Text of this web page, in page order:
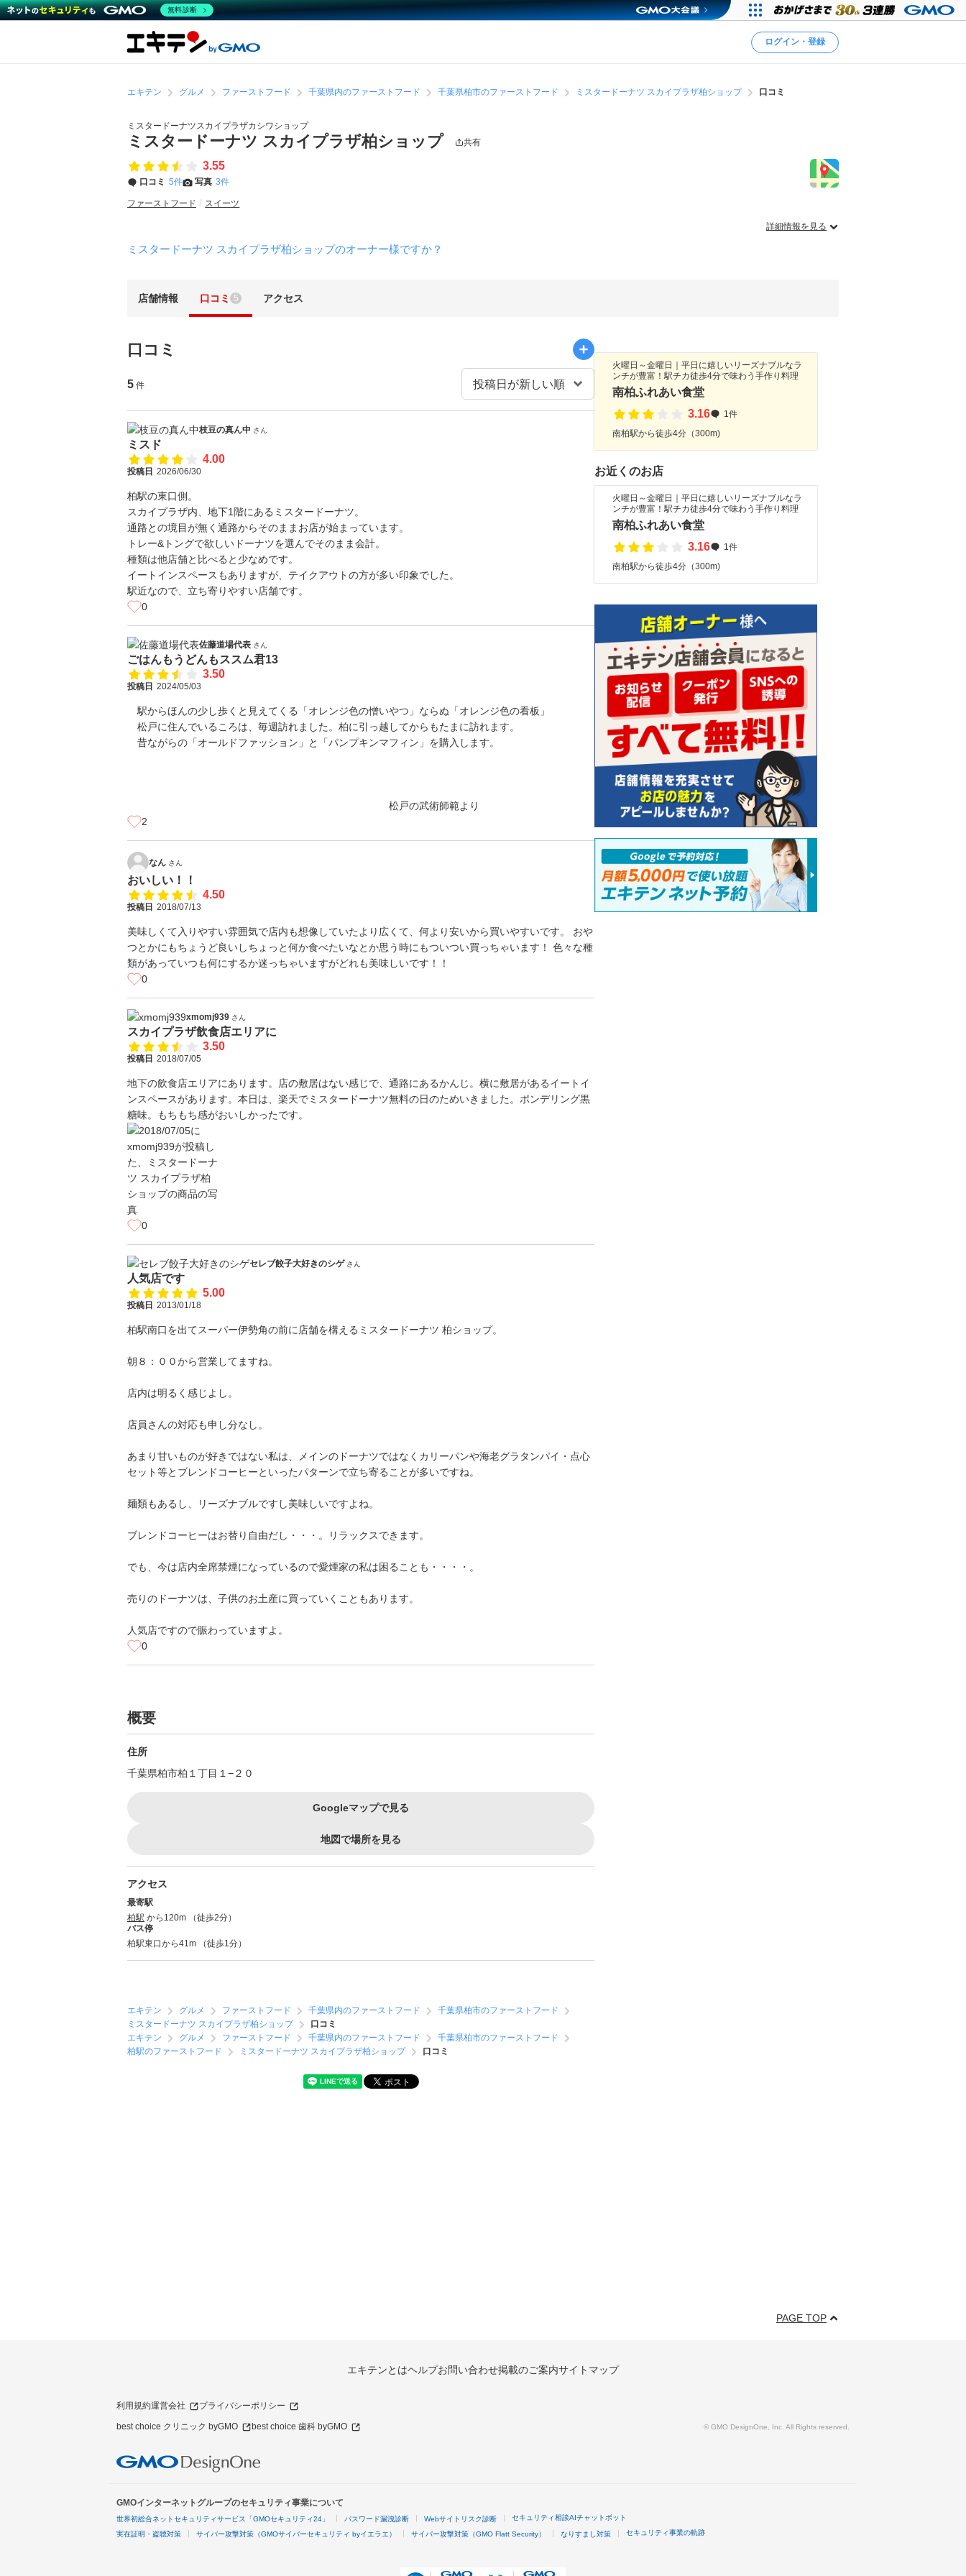
ログイン・登録
エキテン グルメ ファーストフード 千葉県内のファーストフード 千葉県柏市のファーストフード ミスタードーナツ スカイプラザ柏ショップ 口コミ
ミスタードーナツスカイプラザカシワショップ
ミスタードーナツ スカイプラザ柏ショップ 共有
3.55
口コミ 5件 写真 3件
ファーストフード スイーツ
詳細情報を見る
ミスタードーナツ スカイプラザ柏ショップのオーナー様ですか？
店舗情報 口コミ 5 アクセス
口コミ
5 件
枝豆の真ん中 さん
ミスド
4.00
投稿日 2026/06/30
柏駅の東口側。
スカイプラザ内、地下1階にあるミスタードーナツ。
通路との境目が無く通路からそのままお店が始まっています。
トレー&トングで欲しいドーナツを選んでそのまま会計。
種類は他店舗と比べると少なめです。
イートインスペースもありますが、テイクアウトの方が多い印象でした。
駅近なので、立ち寄りやすい店舗です。
0
佐藤道場代表 さん
ごはんもうどんもススム君13
3.50
投稿日 2024/05/03
駅からほんの少し歩くと見えてくる「オレンジ色の憎いやつ」ならぬ「オレンジ色の看板」
松戸に住んでいるころは、毎週訪れました。柏に引っ越してからもたまに訪れます。
昔ながらの「オールドファッション」と「パンプキンマフィン」を購入します。
松戸の武術師範より
2
なん さん
おいしい！！
4.50
投稿日 2018/07/13
美味しくて入りやすい雰囲気で店内も想像していたより広くて、何より安いから買いやすいです。 おや
つとかにもちょうど良いしちょっと何か食べたいなとか思う時にもついつい買っちゃいます！ 色々な種
類があっていつも何にするか迷っちゃいますがどれも美味しいです！！
0
xmomj939 さん
スカイプラザ飲食店エリアに
3.50
投稿日 2018/07/05
地下の飲食店エリアにあります。店の敷居はない感じで、通路にあるかんじ。横に敷居があるイートイ
ンスペースがあります。本日は、楽天でミスタードーナツ無料の日のためいきました。ポンデリング黒
糖味。もちもち感がおいしかったです。
0
セレブ餃子大好きのシゲ さん
人気店です
5.00
投稿日 2013/01/18
柏駅南口を出てスーパー伊勢角の前に店舗を構えるミスタードーナツ 柏ショップ。
朝８：００から営業してますね。
店内は明るく感じよし。
店員さんの対応も申し分なし。
あまり甘いものが好きではない私は、メインのドーナツではなくカリーパンや海老グラタンパイ・点心
セット等とブレンドコーヒーといったパターンで立ち寄ることが多いですね。
麺類もあるし、リーズナブルですし美味しいですよね。
ブレンドコーヒーはお替り自由だし・・・。リラックスできます。
でも、今は店内全席禁煙になっているので愛煙家の私は困ることも・・・・。
売りのドーナツは、子供のお土産に買っていくこともあります。
人気店ですので賑わっていますよ。
0
概要
住所
千葉県柏市柏１丁目１−２０
Googleマップで見る
地図で場所を見る
アクセス
最寄駅
柏駅 から120m （徒歩2分）
バス停
柏駅東口から41m （徒歩1分）
エキテン グルメ ファーストフード 千葉県内のファーストフード
千葉県柏市のファーストフード
ミスタードーナツ スカイプラザ柏ショップ
口コミ
エキテン
グルメ ファーストフード 千葉県内のファーストフード
千葉県柏市のファーストフード
柏駅のファーストフード
ミスタードーナツ スカイプラザ柏ショップ 口コミ
火曜日～金曜日｜平日に嬉しいリーズナブルなラ
ンチが豊富！駅チカ徒歩4分で味わう手作り料理
南柏ふれあい食堂
3.16
1件
南柏駅から徒歩4分（300m)
お近くのお店
火曜日～金曜日｜平日に嬉しいリーズナブルなラ
ンチが豊富！駅チカ徒歩4分で味わう手作り料理
南柏ふれあい食堂
3.16
1件
南柏駅から徒歩4分（300m)
PAGE TOP
エキテンとはヘルプお問い合わせ掲載のご案内サイトマップ
利用規約運営会社 プライバシーポリシー
best choice クリニック byGMO best choice 歯科 byGMO © GMO DesignOne, Inc. All Rights reserved.
GMOインターネットグループのセキュリティ事業について
世界初総合ネットセキュリティサービス「GMOセキュリティ24」 パスワード漏洩診断 Webサイトリスク診断 セキュリティ相談AIチャットボット
実在証明・盗聴対策 サイバー攻撃対策（GMOサイバーセキュリティ byイエラエ） サイバー攻撃対策（GMO Flatt Security） なりすまし対策 セキュリティ事業の軌跡
無料診断